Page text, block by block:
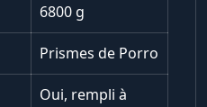
6800 g
Prismes de Porro
Oui, rempli à